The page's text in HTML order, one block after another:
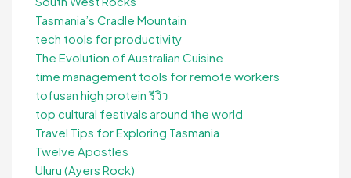
Tasmania’s Cradle Mountain
tech tools for productivity
The Evolution of Australian Cuisine
time management tools for remote workers
tofusan high protein รีวิว
top cultural festivals around the world
Travel Tips for Exploring Tasmania
Twelve Apostles
Uluru (Ayers Rock)